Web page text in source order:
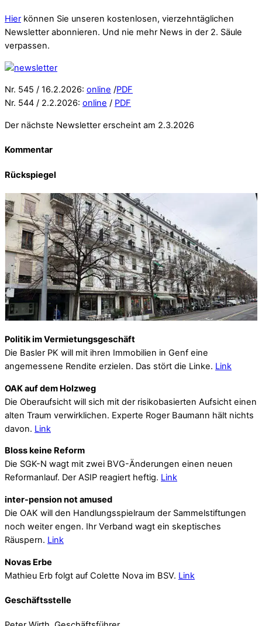
Hier können Sie unseren kostenlosen, vierzehntäglichen
Newsletter abonnieren. Und nie mehr News in der 2. Säule
verpassen.
Nr. 545 / 16.2.2026: online /PDF
Nr. 544 / 2.2.2026: online / PDF
Der nächste Newsletter erscheint am 2.3.2026
Kommentar
Rückspiegel
Politik im Vermietungsgeschäft
Die Basler PK will mit ihren Immobilien in Genf eine
angemessene Rendite erzielen. Das stört die Linke. Link
OAK auf dem Holzweg
Die Oberaufsicht will sich mit der risikobasierten Aufsicht einen
alten Traum verwirklichen. Experte Roger Baumann hält nichts
davon. Link
Bloss keine Reform
Die SGK-N wagt mit zwei BVG-Änderungen einen neuen
Reformanlauf. Der ASIP reagiert heftig. Link
inter-pension not amused
Die OAK will den Handlungsspielraum der Sammelstiftungen
noch weiter engen. Ihr Verband wagt ein skeptisches
Räuspern. Link
Novas Erbe
Mathieu Erb folgt auf Colette Nova im BSV. Link
Geschäftsstelle